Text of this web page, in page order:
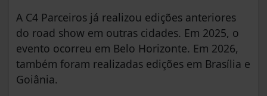
A C4 Parceiros já realizou edições anteriores
do road show em outras cidades. Em 2025, o
evento ocorreu em Belo Horizonte. Em 2026,
também foram realizadas edições em Brasília e
Goiânia.